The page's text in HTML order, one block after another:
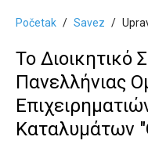
and
in
Početak Savez
Το Διοικητικό
Πανελλήνιας
Καταλυμάτων